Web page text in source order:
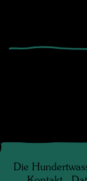
Die